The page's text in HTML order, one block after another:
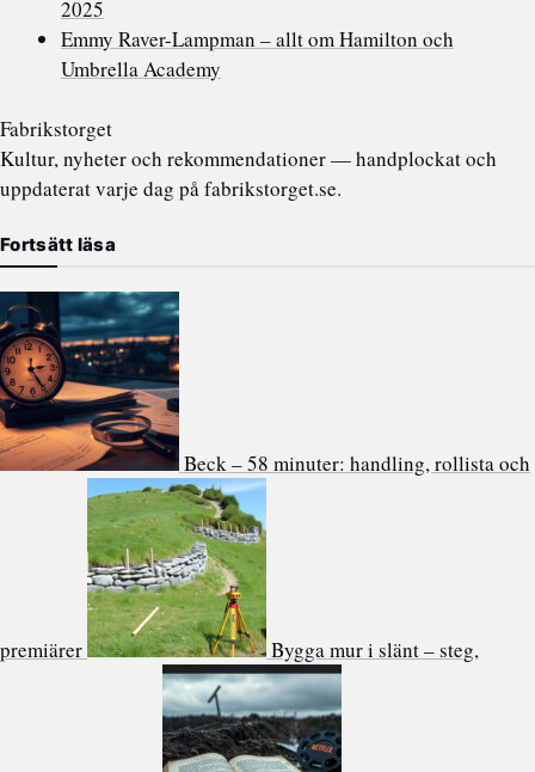
2025
Emmy Raver-Lampman – allt om Hamilton och
Umbrella Academy
Fabrikstorget
Kultur, nyheter och rekommendationer — handplockat och
uppdaterat varje dag på fabrikstorget.se.
Fortsätt läsa
Beck – 58 minuter: handling, rollista och
premiärer Bygga mur i slänt – steg,